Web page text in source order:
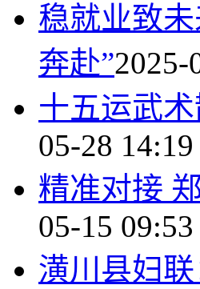
稳就业致
奔赴”2025-
十五运武
05-28 14:19
精准对接
05-15 09:53
潢川县妇